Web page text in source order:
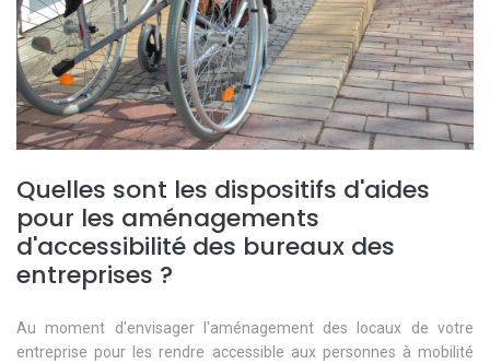
Quelles sont les dispositifs d'aides
pour les aménagements
d'accessibilité des bureaux des
entreprises ?
Au moment d'envisager l'aménagement des locaux de votre
entreprise pour les rendre accessible aux personnes à mobilité